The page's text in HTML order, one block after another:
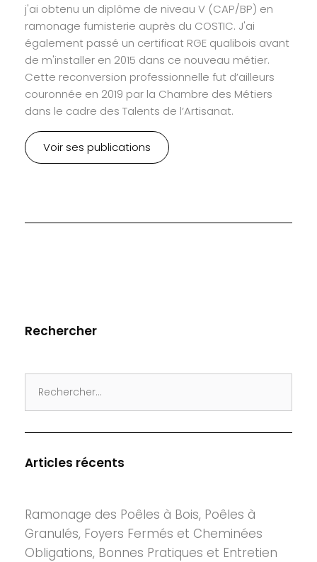
j'ai obtenu un diplôme de niveau V (CAP/BP) en
ramonage fumisterie auprès du COSTIC. J'ai
également passé un certificat RGE qualibois avant
de m'installer en 2015 dans ce nouveau métier.
Cette reconversion professionnelle fut d’ailleurs
couronnée en 2019 par la Chambre des Métiers
dans le cadre des Talents de l’Artisanat.
Voir ses publications
Rechercher
for:
Articles récents
Ramonage des Poêles à Bois, Poêles à
Granulés, Foyers Fermés et Cheminées
Obligations, Bonnes Pratiques et Entretien